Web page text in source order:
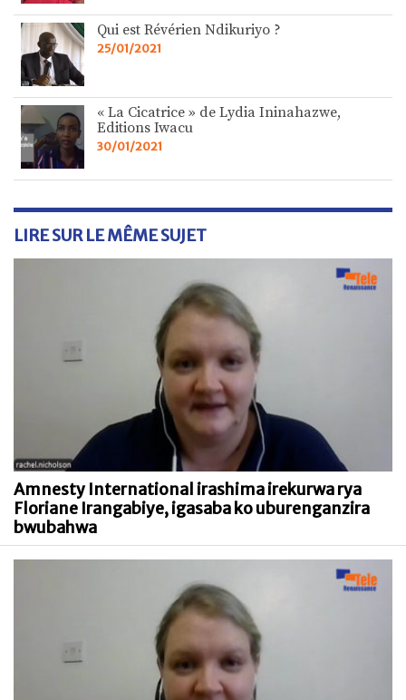
Qui est Révérien Ndikuriyo ?
25/01/2021
« La Cicatrice » de Lydia Ininahazwe,
Editions Iwacu
30/01/2021
LIRE SUR LE MÊME SUJET
Amnesty International irashima irekurwa rya
Floriane Irangabiye, igasaba ko uburenganzira
bwubahwa